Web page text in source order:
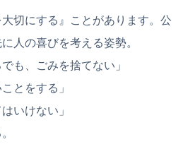
切にする』ことがあります。公
人の喜びを考える姿勢。
も、ごみを捨てない」
とをする」
いけない」